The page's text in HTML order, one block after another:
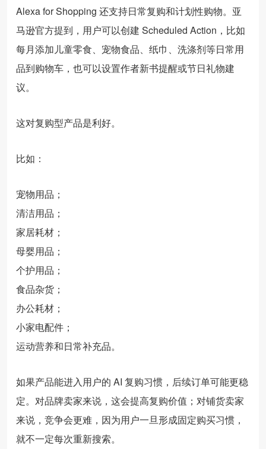
Alexa for Shopping 还支持日常复购和计划性购物。亚
马逊官方提到，用户可以创建 Scheduled Action，比如
每月添加儿童零食、宠物食品、纸巾、洗涤剂等日常用
品到购物车，也可以设置作者新书提醒或节日礼物建
议。
这对复购型产品是利好。
比如：
宠物用品；
清洁用品；
家居耗材；
母婴用品；
个护用品；
食品杂货；
办公耗材；
小家电配件；
运动营养和日常补充品。
如果产品能进入用户的 AI 复购习惯，后续订单可能更稳
定。对品牌卖家来说，这会提高复购价值；对铺货卖家
来说，竞争会更难，因为用户一旦形成固定购买习惯，
就不一定每次重新搜索。